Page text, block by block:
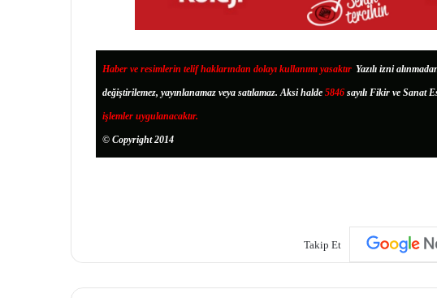
Haber ve resimlerin telif haklarından dolayı kullanımı yasaktır. Yazılı izni
değiştirilemez, yayınlanamaz veya satılamaz. Aksi halde 5846 sayılı Fikir ve Sanat
işlemler uygulanacaktır.
© Copyright 2014
Takip Et